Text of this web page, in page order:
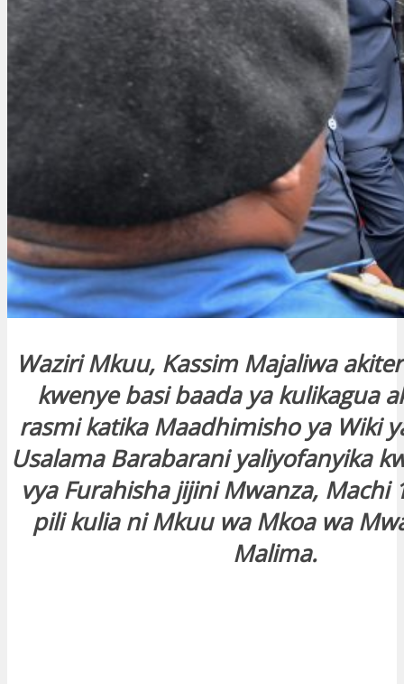
Waziri Mkuu, Kassim Majaliwa
kwenye basi baada ya kulikagua
rasmi katika Maadhimisho ya Wiki
Usalama Barabarani yaliyofanyika
vya Furahisha jijini Mwanza, Machi
pili kulia ni Mkuu wa Mkoa wa
Malima.